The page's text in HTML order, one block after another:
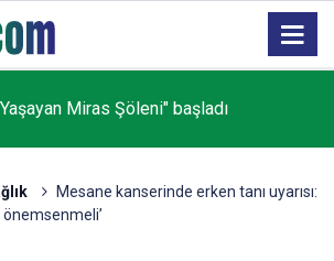
Miras Şöleni" başladı
Mesane kanserinde erken tanı uyarısı: